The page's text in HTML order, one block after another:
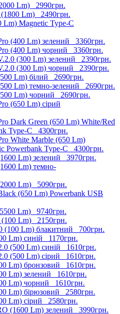
Lm) 2990грн.
(1800 Lm) 2490грн.
Lm) Magnetic Type-C
(400 Lm) зелений 3360грн.
(400 Lm) чорний 3360грн.
(300 Lm) зелений 2390грн.
(300 Lm) чорний 2390грн.
Lm) білий 2690грн.
Lm) темно-зелений 2690грн.
Lm) чорний 2690грн.
(650 Lm) сірий
Dark Green (650 Lm) White/Red
Type-C 4300грн.
White Marble (650 Lm)
Powerbank Type-C 4300грн.
Lm) зелений 3970грн.
Lm) темно-
Lm) 5090грн.
(650 Lm) Powerbank USB
Lm) 9740грн.
(100 Lm) 2150грн.
(100 Lm) блакитний 700грн.
Lm) синій 1170грн.
(500 Lm) синій 1610грн.
(500 Lm) сірий 1610грн.
Lm) бронзовий 1610грн.
Lm) зелений 1610грн.
Lm) чорний 1610грн.
Lm) бірюзовий 2580грн.
Lm) сірий 2580грн.
(1600 Lm) зелений 3990грн.